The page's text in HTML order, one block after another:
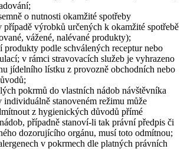
o nutnosti okamžité spotřeby
případě výrobků určených k okamžité spotřebě
vážené, nalévané produkty);
produkty podle schválených receptur nebo
v rámci stravovacích služeb je vyhrazeno
jídelního lístku z provozně obchodních nebo
pokrmů do vlastních nádob návštěvníka
stanoveném režimu může
z hygienických důvodů přímé
případně stanoví-li tak právní předpis či
dozorujícího orgánu, musí toto odmítnou;
v pokrmech dle platných právních